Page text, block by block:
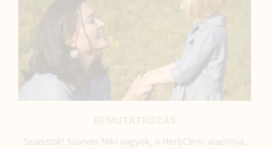
Sziasztok! Szarvas Niki vagyok, a HerbClinic alapítója,